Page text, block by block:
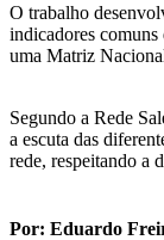
O trabalho
indicadores comuns
uma Matriz
Segundo a Rede
a escuta das
rede, respeitando a
Por: Eduardo